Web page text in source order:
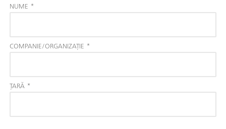
NUME *
COMPANIE/ORGANIZAȚIE *
ȚARĂ *